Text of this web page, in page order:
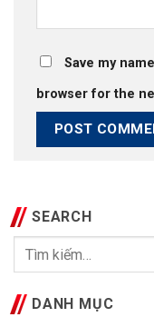
Save my
browser for the
SEARCH
DANH MỤC